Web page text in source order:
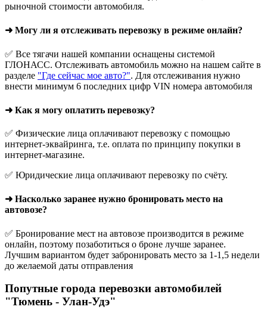
рыночной стоимости автомобиля.
➜ Могу ли я отслеживать перевозку в режиме онлайн?
✅ Все тягачи нашей компании оснащены системой
ГЛОНАСС. Отслеживать автомобиль можно на нашем сайте в
разделе "Где сейчас мое авто?". Для отслеживания нужно
внести минимум 6 последних цифр VIN номера автомобиля
➜ Как я могу оплатить перевозку?
✅ Физические лица оплачивают перевозку с помощью
интернет-эквайринга, т.е. оплата по принципу покупки в
интернет-магазине.
✅ Юридические лица оплачивают перевозку по счёту.
➜ Насколько заранее нужно бронировать место на
автовозе?
✅ Бронирование мест на автовозе производится в режиме
онлайн, поэтому позаботиться о броне лучше заранее.
Лучшим вариантом будет забронировать место за 1-1,5 недели
до желаемой даты отправления
Попутные города перевозки автомобилей
"Тюмень - Улан-Удэ"